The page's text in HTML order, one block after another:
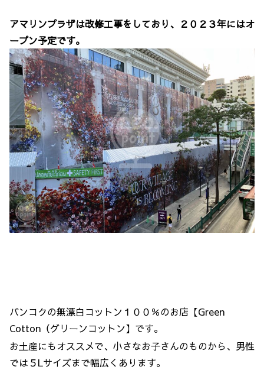
アマリンプラザは改修工事をしており、２０２３年にはオ
ープン予定です。
バンコクの無漂白コットン１００％のお店【Green
Cotton（グリーンコットン】です。
お土産にもオススメで、小さなお子さんのものから、男性
では５Lサイズまで幅広くあります。